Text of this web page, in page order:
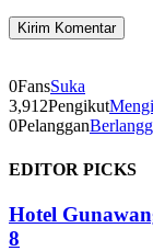
0FansSuka
3,912Pengikut
0Pelanggan
EDITOR PICKS
Hotel
8